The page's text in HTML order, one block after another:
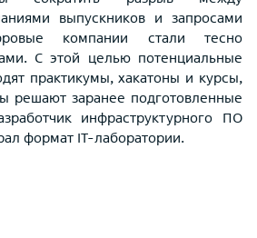
выпускников и запросами
компании стали тесно
С этой целью потенциальные
практикумы, хакатоны и курсы,
решают заранее подготовленные
инфраструктурного ПО
формат IТ-лаборатории.